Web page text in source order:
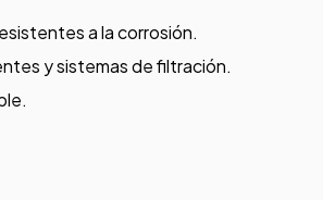
a la corrosión.
y sistemas de filtración.